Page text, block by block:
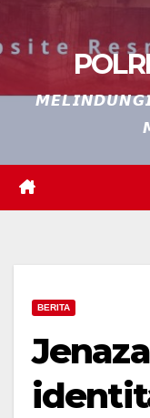
BERITA